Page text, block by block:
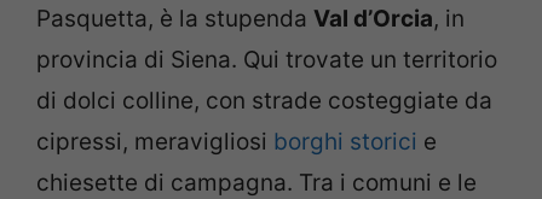
Pasquetta, è la stupenda Val d’Orcia, in
provincia di Siena. Qui trovate un territorio
di dolci colline, con strade costeggiate da
cipressi, meravigliosi borghi storici e
chiesette di campagna. Tra i comuni e le